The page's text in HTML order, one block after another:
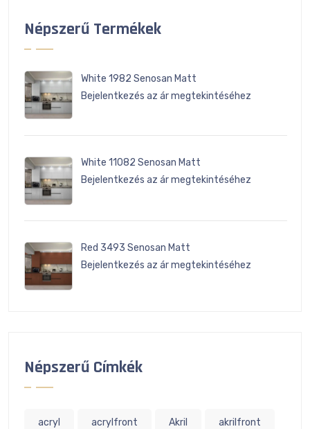
Népszerű Termékek
White 1982 Senosan Matt
Bejelentkezés az ár megtekintéséhez
White 11082 Senosan Matt
Bejelentkezés az ár megtekintéséhez
Red 3493 Senosan Matt
Bejelentkezés az ár megtekintéséhez
Népszerű Címkék
acryl acrylfront Akril akrilfront